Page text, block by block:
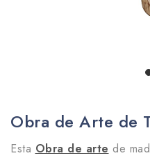
Obra de Arte de
Esta Obra de arte de